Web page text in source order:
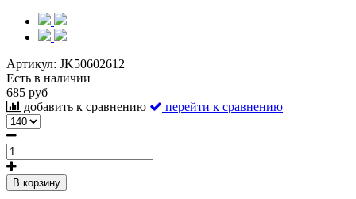
Артикул: JK50602612
Есть в наличии
685 руб
добавить к сравнению
перейти к сравнению
В корзину